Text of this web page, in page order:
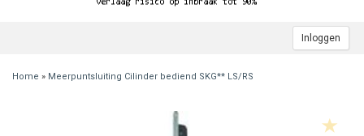
Inloggen
Home » Meerpuntsluiting Cilinder bediend SKG** LS/RS